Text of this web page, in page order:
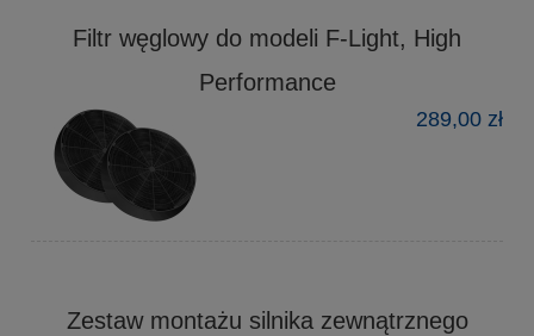
Filtr węglowy do modeli F-Light, High
Performance
289,00 zł
Zestaw montażu silnika zewnątrznego